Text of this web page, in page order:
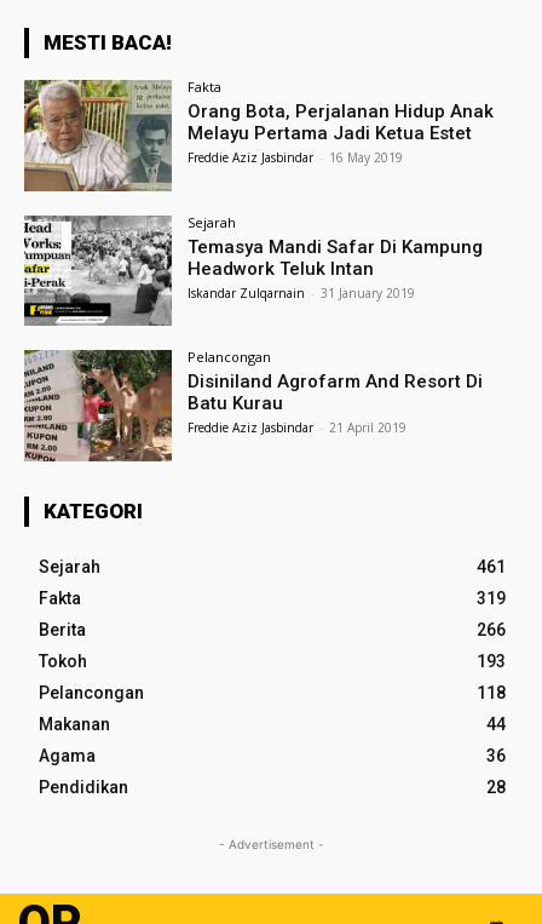
MESTI BACA!
Fakta
Orang Bota, Perjalanan Hidup Anak
Melayu Pertama Jadi Ketua Estet
Freddie Aziz Jasbindar - 16 May 2019
Sejarah
Temasya Mandi Safar Di Kampung
Headwork Teluk Intan
Iskandar Zulqarnain - 31 January 2019
Pelancongan
Disiniland Agrofarm And Resort Di
Batu Kurau
Freddie Aziz Jasbindar - 21 April 2019
KATEGORI
Sejarah
461
Fakta
319
Berita
266
Tokoh
193
Pelancongan
118
Makanan
44
Agama
36
Pendidikan
28
- Advertisement -